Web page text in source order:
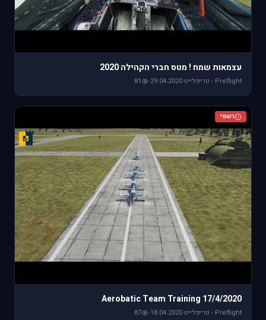
עצמאות שמח ! מטס חברי הקהילה 2020
Preflight - פריפלייט ·
29.04.2020
·
81
רשמי
Aerobatic Team Training 17/4/2020
Preflight - פריפלייט ·
18.04.2020
·
87